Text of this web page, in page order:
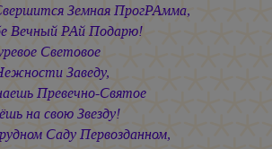
Земная ПрогРАмма,
Вечный РАй Подарю!
Световое
Заведу,
Превечно-Святое
на свою Звезду!
Саду Первозданном,